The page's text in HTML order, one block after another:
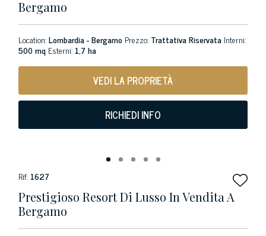
Bergamo
Location:Lombardia - Bergamo Prezzo: Trattativa Riservata Interni:
500 mq Esterni: 1,7 ha
VEDI LA PROPRIETÀ
RICHIEDI INFO
Rif: 1627
Prestigioso Resort Di Lusso In Vendita A
Bergamo